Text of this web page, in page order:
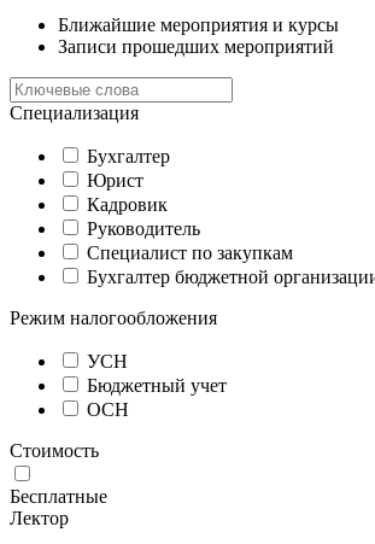
Ближайшие мероприятия и курсы
Записи прошедших мероприятий
Специализация
Бухгалтер
Юрист
Кадровик
Руководитель
Специалист по закупкам
Бухгалтер бюджетной
Режим налогообложения
УСН
Бюджетный учет
ОСН
Стоимость
Бесплатные
Лектор